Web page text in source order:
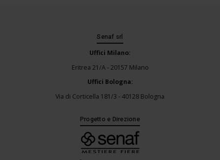
Senaf srl
Uffici Milano:
Eritrea 21/A - 20157 Milano
Uffici Bologna:
Via di Corticella 181/3 - 40128 Bologna
Progetto e Direzione